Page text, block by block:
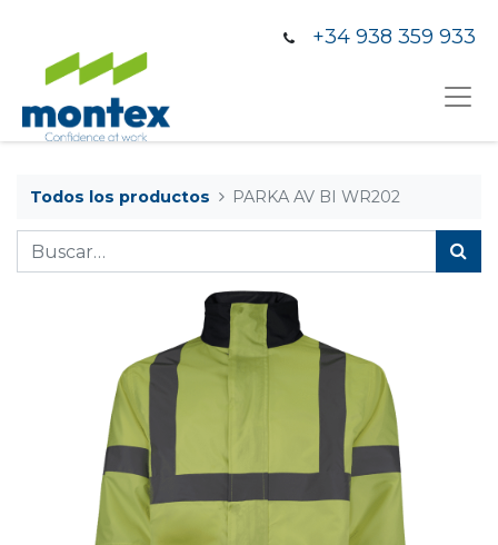
+34 938 359 933
Todos los productos PARKA AV BI WR202